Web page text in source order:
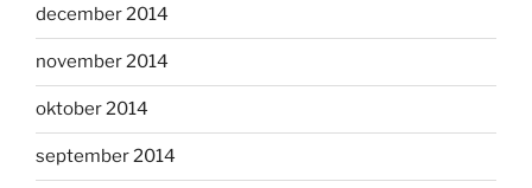
december 2014
november 2014
oktober 2014
september 2014